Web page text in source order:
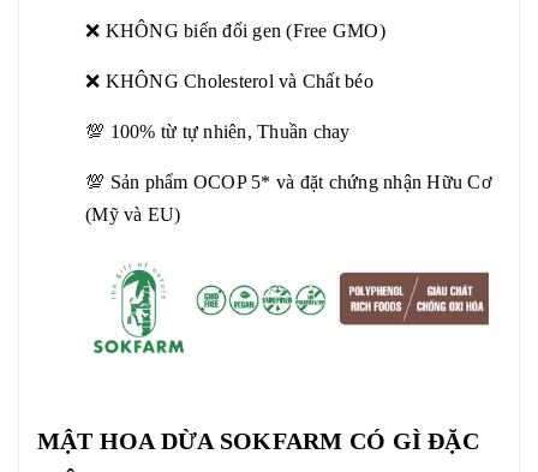
❌ KHÔNG biến đổi gen (Free GMO)
❌ KHÔNG Cholesterol và Chất béo
💯 100% từ tự nhiên, Thuần chay
💯 Sản phẩm OCOP 5* và đặt chứng nhận Hữu Cơ
(Mỹ và EU)
MẬT HOA DỪA SOKFARM CÓ GÌ ĐẶC